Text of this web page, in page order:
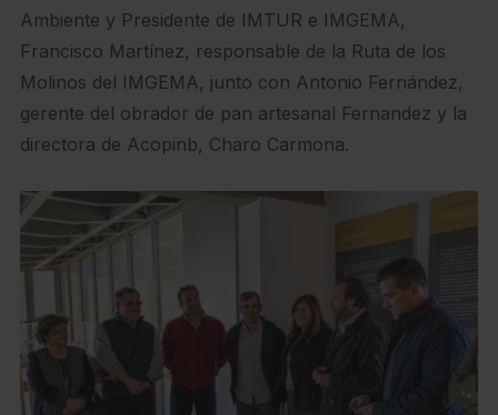
Ambiente y Presidente de IMTUR e IMGEMA,
Francisco Martínez, responsable de la Ruta de los
Molinos del IMGEMA, junto con Antonio Fernández,
gerente del obrador de pan artesanal Fernandez y la
directora de Acopinb, Charo Carmona.